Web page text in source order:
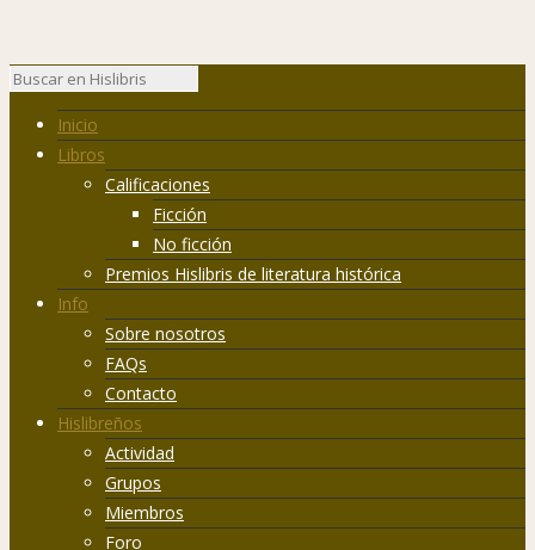
Inicio
Libros
Calificaciones
Ficción
No ficción
Premios Hislibris de literatura histórica
Info
Sobre nosotros
FAQs
Contacto
Hislibreños
Actividad
Grupos
Miembros
Foro